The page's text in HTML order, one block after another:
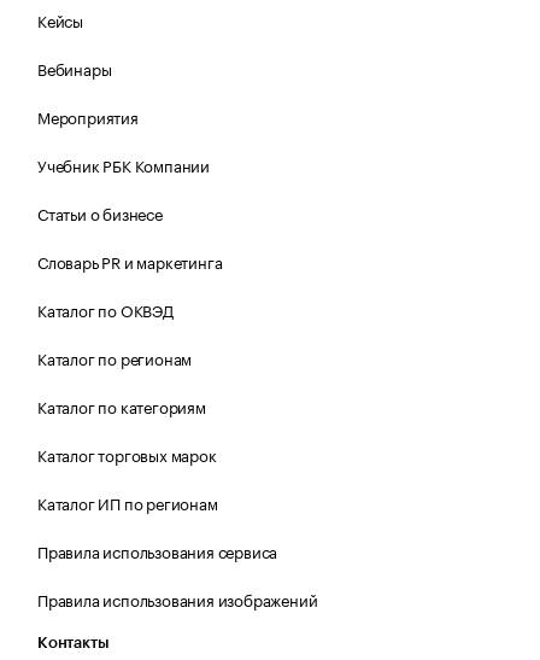
Кейсы
Вебинары
Мероприятия
Учебник РБК Компании
Статьи о бизнесе
Словарь PR и маркетинга
Каталог по ОКВЭД
Каталог по регионам
Каталог по категориям
Каталог торговых марок
Каталог ИП по регионам
Правила использования сервиса
Правила использования изображений
Контакты